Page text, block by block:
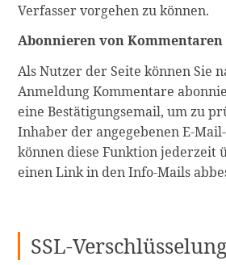
Verfasser vorgehen zu können.
Abonnieren von Kommentaren
Als Nutzer der Seite können Sie
Anmeldung Kommentare
eine Bestätigungsemail, um zu
Inhaber der angegebenen E-
können diese Funktion jederzeit
einen Link in den Info-Mails
SSL-